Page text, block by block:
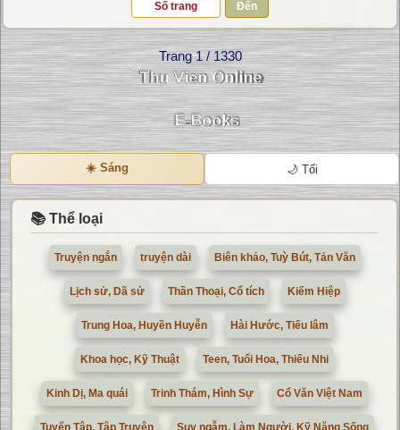
Đến
Trang 1 / 1330
☀️ Sáng 🌙 Tối
📚 Thể loại
Truyện ngắn truyện dài Biên khảo, Tuỳ Bút, Tản Văn
Lịch sử, Dã sử Thần Thoại, Cổ tích Kiếm Hiệp
Trung Hoa, Huyền Huyễn Hài Hước, Tiếu lâm
Khoa học, Kỹ Thuật Teen, Tuổi Hoa, Thiếu Nhi
Kinh Dị, Ma quái Trinh Thám, Hình Sự Cổ Văn Việt Nam
Tuyển Tập, Tập Truyện Suy ngẫm, Làm Người, Kỹ Năng Sống